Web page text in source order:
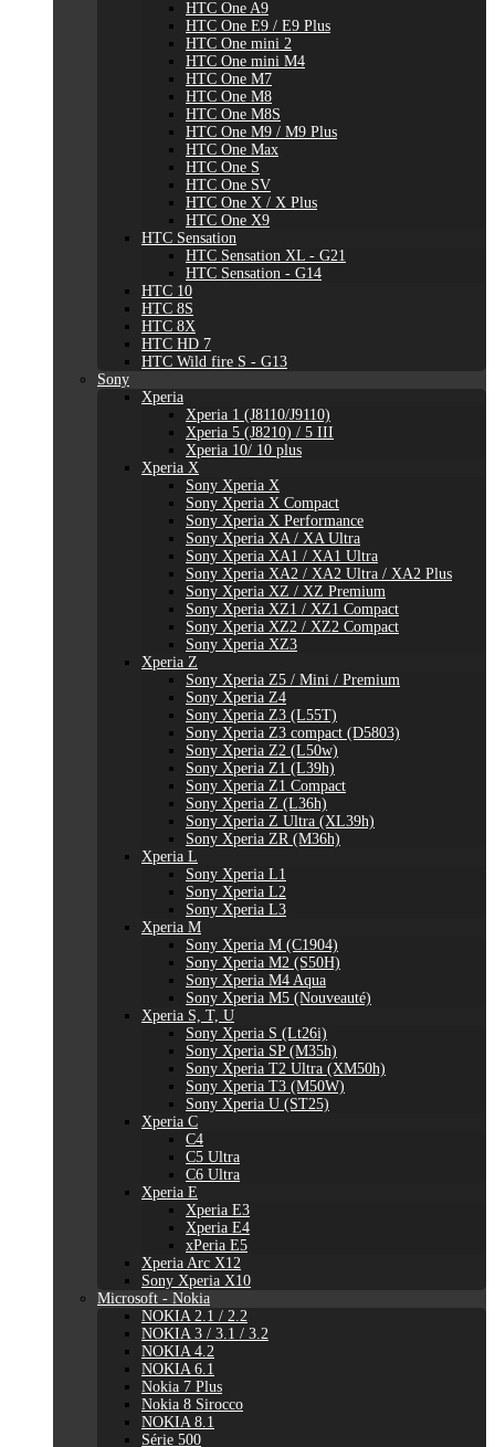
HTC One A9
HTC One E9 / E9 Plus
HTC One mini 2
HTC One mini M4
HTC One M7
HTC One M8
HTC One M8S
HTC One M9 / M9 Plus
HTC One Max
HTC One S
HTC One SV
HTC One X / X Plus
HTC One X9
HTC Sensation
HTC Sensation XL - G21
HTC Sensation - G14
HTC 10
HTC 8S
HTC 8X
HTC HD 7
HTC Wild fire S - G13
Sony
Xperia
Xperia 1 (J8110/J9110)
Xperia 5 (J8210) / 5 III
Xperia 10/ 10 plus
Xperia X
Sony Xperia X
Sony Xperia X Compact
Sony Xperia X Performance
Sony Xperia XA / XA Ultra
Sony Xperia XA1 / XA1 Ultra
Sony Xperia XA2 / XA2 Ultra / XA2 Plus
Sony Xperia XZ / XZ Premium
Sony Xperia XZ1 / XZ1 Compact
Sony Xperia XZ2 / XZ2 Compact
Sony Xperia XZ3
Xperia Z
Sony Xperia Z5 / Mini / Premium
Sony Xperia Z4
Sony Xperia Z3 (L55T)
Sony Xperia Z3 compact (D5803)
Sony Xperia Z2 (L50w)
Sony Xperia Z1 (L39h)
Sony Xperia Z1 Compact
Sony Xperia Z (L36h)
Sony Xperia Z Ultra (XL39h)
Sony Xperia ZR (M36h)
Xperia L
Sony Xperia L1
Sony Xperia L2
Sony Xperia L3
Xperia M
Sony Xperia M (C1904)
Sony Xperia M2 (S50H)
Sony Xperia M4 Aqua
Sony Xperia M5 (Nouveauté)
Xperia S, T, U
Sony Xperia S (Lt26i)
Sony Xperia SP (M35h)
Sony Xperia T2 Ultra (XM50h)
Sony Xperia T3 (M50W)
Sony Xperia U (ST25)
Xperia C
C4
C5 Ultra
C6 Ultra
Xperia E
Xperia E3
Xperia E4
xPeria E5
Xperia Arc X12
Sony Xperia X10
Microsoft - Nokia
NOKIA 2.1 / 2.2
NOKIA 3 / 3.1 / 3.2
NOKIA 4.2
NOKIA 6.1
Nokia 7 Plus
Nokia 8 Sirocco
NOKIA 8.1
Série 500